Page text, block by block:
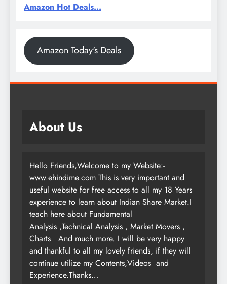
Amazon Hot Deals...
Amazon Today's Deals
About Us
Hello Friends,Welcome to my Website:-
www.ehindime.com This is very important and
useful website for free access to all my 18 Years
experience to learn about Indian Share Market.I
teach here about Fundamental
Analysis ,Technical Analysis , Market Movers ,
Charts
And much more. I will be very happy
and thankful to all my lovely friends, if they will
continue utilize my Contents,Videos and
Experience.Thanks…